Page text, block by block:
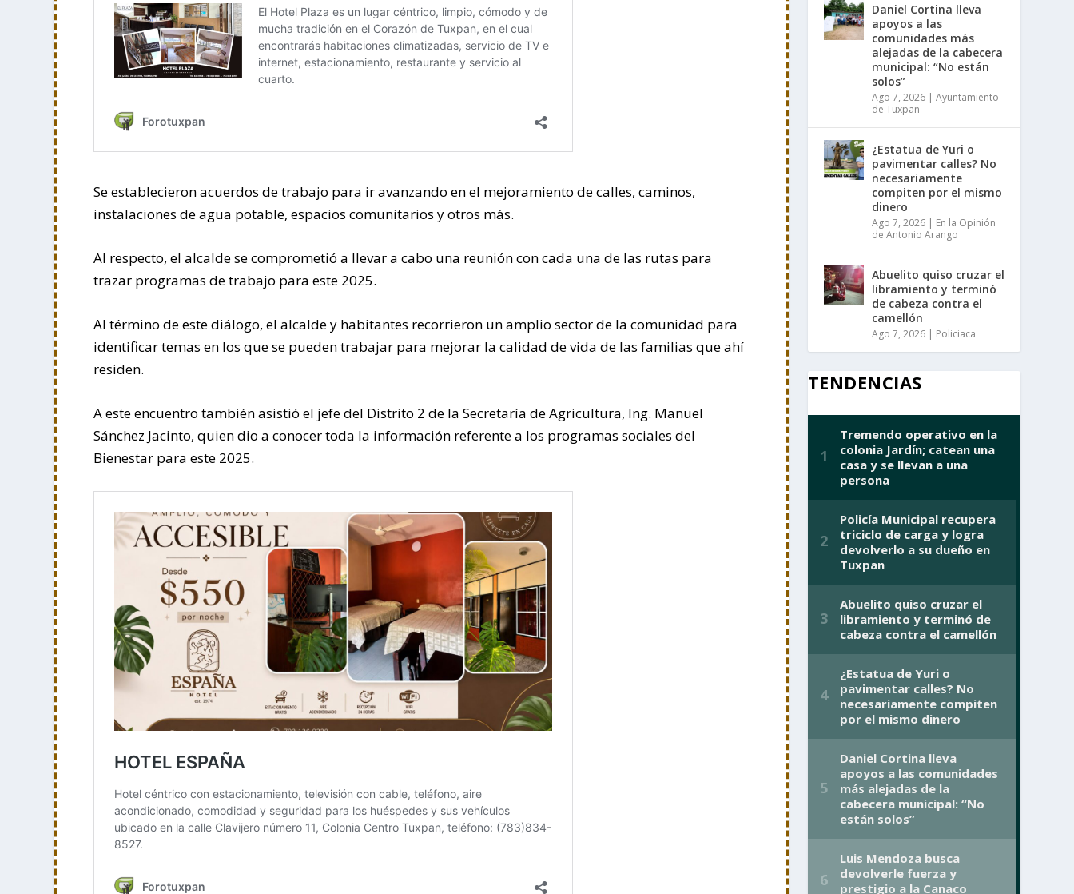
Se establecieron acuerdos de trabajo para ir avanzando en el mejoramiento de calles, caminos,
instalaciones de agua potable, espacios comunitarios y otros más.
Al respecto, el alcalde se comprometió a llevar a cabo una reunión con cada una de las rutas para
trazar programas de trabajo para este 2025.
Al término de este diálogo, el alcalde y habitantes recorrieron un amplio sector de la comunidad para
identificar temas en los que se pueden trabajar para mejorar la calidad de vida de las familias que ahí
residen.
A este encuentro también asistió el jefe del Distrito 2 de la Secretaría de Agricultura, Ing. Manuel
Sánchez Jacinto, quien dio a conocer toda la información referente a los programas sociales del
Bienestar para este 2025.
Daniel Cortina lleva
apoyos a las
comunidades más
alejadas de la cabecera
municipal: “No están
solos”
Ago 7, 2026| Ayuntamiento
de Tuxpan
¿Estatua de Yuri o
pavimentar calles? No
necesariamente
compiten por el mismo
dinero
Ago 7, 2026| En la Opinión
de Antonio Arango
Abuelito quiso cruzar el
libramiento y terminó
de cabeza contra el
camellón
Ago 7, 2026| Policiaca
TENDENCIAS